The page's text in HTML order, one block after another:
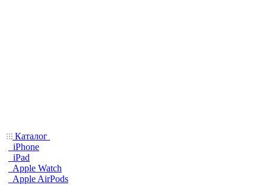
Каталог
iPhone
iPad
Apple Watch
Apple AirPods